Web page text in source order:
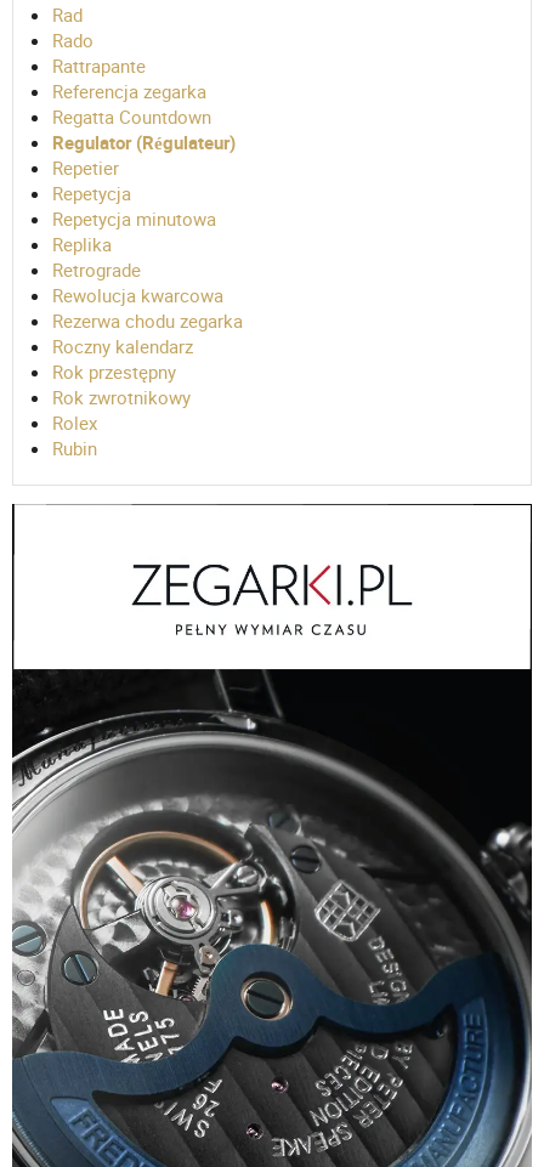
Rad
Rado
Rattrapante
Referencja zegarka
Regatta Countdown
Regulator (Régulateur)
Repetier
Repetycja
Repetycja minutowa
Replika
Retrograde
Rewolucja kwarcowa
Rezerwa chodu zegarka
Roczny kalendarz
Rok przestępny
Rok zwrotnikowy
Rolex
Rubin